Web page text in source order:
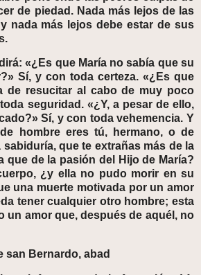
de piedad. Nada más lejos de las
nada más lejos debe estar de sus
«¿Es que María no sabía que su
Sí, y con toda certeza. «¿Es que
de resucitar al cabo de muy poco
seguridad. «¿Y, a pesar de ello,
Sí, y con toda vehemencia. Y
hombre eres tú, hermano, o de
que te extrañas más de la
que de la pasión del Hijo de María?
¿y ella no pudo morir en su
una muerte motivada por un amor
tener cualquier otro hombre; esta
un amor que, después de aquél, no
san Bernardo, abad